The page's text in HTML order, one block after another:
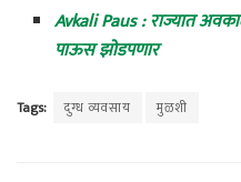
Avkali Paus : राज्यात
पाऊस झोडपणार
Tags: दुग्ध व्यवसाय मुळशी